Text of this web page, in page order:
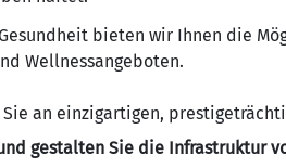
bieten wir Ihnen die
Wellnessangeboten.
an einzigartigen,
gestalten Sie die Infrastruktur